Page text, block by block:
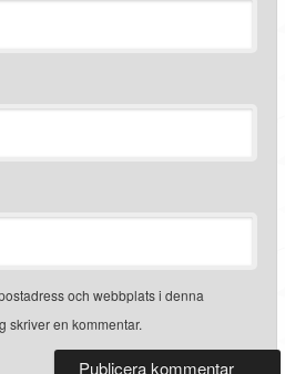
och webbplats i denna
skriver en kommentar.